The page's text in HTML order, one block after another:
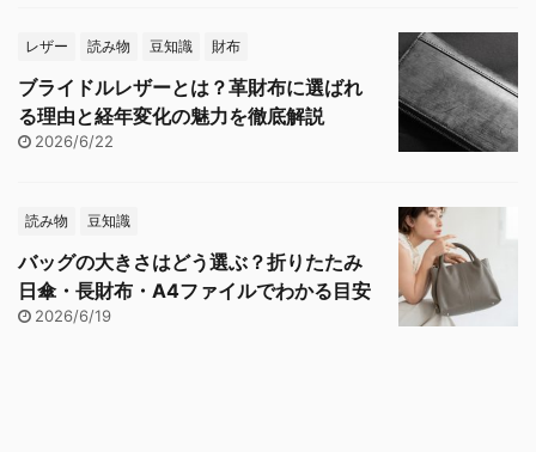
レザー 読み物 豆知識 財布
ブライドルレザーとは？革財布に選ばれ
る理由と経年変化の魅力を徹底解説
2026/6/22
読み物 豆知識
バッグの大きさはどう選ぶ？折りたたみ
日傘・長財布・A4ファイルでわかる目安
2026/6/19